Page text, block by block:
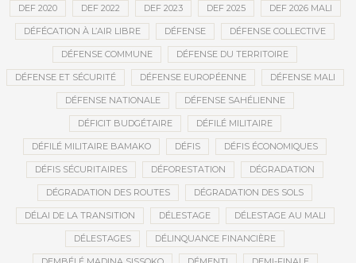
DEF 2020 DEF 2022 DEF 2023 DEF 2025 DEF 2026 MALI
DÉFÉCATION À L’AIR LIBRE DÉFENSE DÉFENSE COLLECTIVE
DÉFENSE COMMUNE DÉFENSE DU TERRITOIRE
DÉFENSE ET SÉCURITÉ DÉFENSE EUROPÉENNE DÉFENSE MALI
DÉFENSE NATIONALE DÉFENSE SAHÉLIENNE
DÉFICIT BUDGÉTAIRE DÉFILÉ MILITAIRE
DÉFILÉ MILITAIRE BAMAKO DÉFIS DÉFIS ÉCONOMIQUES
DÉFIS SÉCURITAIRES DÉFORESTATION DÉGRADATION
DÉGRADATION DES ROUTES DÉGRADATION DES SOLS
DÉLAI DE LA TRANSITION DÉLESTAGE DÉLESTAGE AU MALI
DÉLESTAGES DÉLINQUANCE FINANCIÈRE